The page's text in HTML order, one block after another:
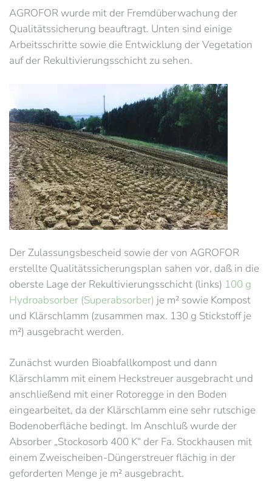
AGROFOR wurde mit der Fremdüberwachung der
Qualitätssicherung beauftragt. Unten sind einige
Arbeitsschritte sowie die Entwicklung der Vegetation
auf der Rekultivierungsschicht zu sehen.
Der Zulassungsbescheid sowie der von AGROFOR
erstellte Qualitätssicherungsplan sahen vor, daß in die
oberste Lage der Rekultivierungsschicht (links) 100 g
Hydroabsorber (Superabsorber) je m² sowie Kompost
und Klärschlamm (zusammen max. 130 g Stickstoff je
m²) ausgebracht werden.
Zunächst wurden Bioabfallkompost und dann
Klärschlamm mit einem Heckstreuer ausgebracht und
anschließend mit einer Rotoregge in den Boden
eingearbeitet, da der Klärschlamm eine sehr rutschige
Bodenoberfläche bedingt. Im Anschluß wurde der
Absorber „Stockosorb 400 K“ der Fa. Stockhausen mit
einem Zweischeiben-Düngerstreuer flächig in der
geforderten Menge je m² ausgebracht.